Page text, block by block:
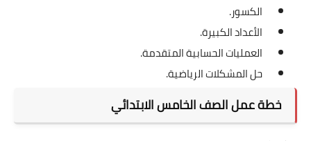
الكسور.
الأعداد الكبيرة.
العمليات الحسابية المتقدمة.
حل المشكلات الرياضية.
خطة عمل الصف الخامس الابتدائي